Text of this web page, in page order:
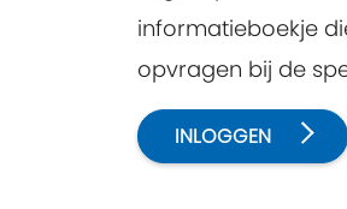
informatieboekje
opvragen bij de
INLOGGEN